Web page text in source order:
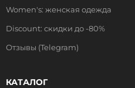
Women's: женская одежда
Discount: скидки до -80%
Отзывы (Telegram)
КАТАЛОГ